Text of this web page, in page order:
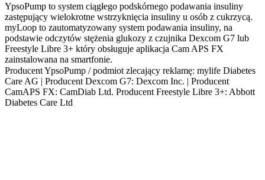
YpsoPump to system ciągłego podskórnego podawania insuliny
zastępujący wielokrotne wstrzyknięcia insuliny u osób z cukrzycą.
myLoop to zautomatyzowany system podawania insuliny, na
podstawie odczytów stężenia glukozy z czujnika Dexcom G7 lub
Freestyle Libre 3+ który obsługuje aplikacja Cam APS FX
zainstalowana na smartfonie.
Producent YpsoPump / podmiot zlecający reklamę: mylife Diabetes
Care AG | Producent Dexcom G7: Dexcom Inc. | Producent
CamAPS FX: CamDiab Ltd. Producent Freestyle Libre 3+: Abbott
Diabetes Care Ltd